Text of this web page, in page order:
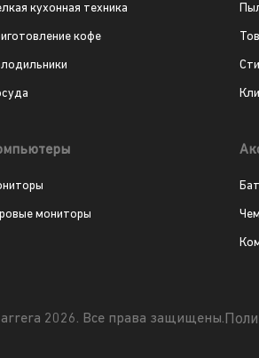
кухонная техника
кофе
мониторы
2026. Все права защищены.